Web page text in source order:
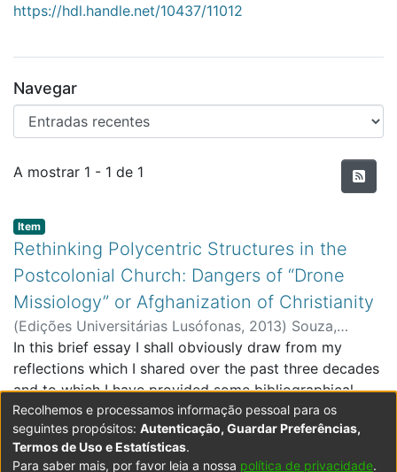
https://hdl.handle.net/10437/11012
Navegar
Entradas recentes
A mostrar 1 - 1 de 1
Item type:
Item,
Rethinking Polycentric Structures in the
Postcolonial Church: Dangers of “Drone
Missiology” or Afghanization of Christianity
(Edições Universitárias Lusófonas, 2013) Souza,
Teotónio R. de;ECATI - School of Communication,
Architecture, Arts and Information Technologies
In this brief essay I shall obviously draw from my
reflections which I shared over the past three decades
and to which I have provided some bibliographical
references. It is clear from them that I had several
opportunities to share my views beyond the Anglo-
Saxon world, and some of them in events organized
Expandir
Recolhemos e processamos informação pessoal para os
seguintes propósitos: Autenticação, Guardar Preferências,
Termos de Uso e Estatísticas.
Para saber mais, por favor leia a nossa política de privacidade.